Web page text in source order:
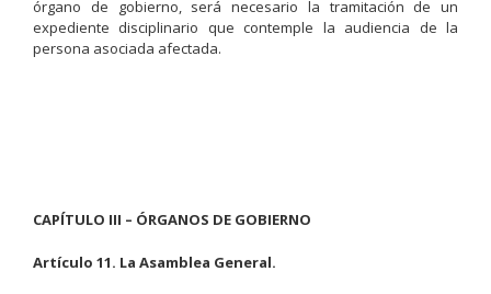
órgano de gobierno, será necesario la tramitación de un
expediente disciplinario que contemple la audiencia de la
persona asociada afectada.
CAPÍTULO III – ÓRGANOS DE GOBIERNO
Artículo 11. La Asamblea General.